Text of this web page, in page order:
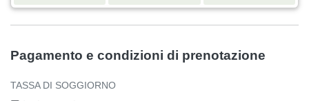
Pagamento e condizioni di prenotazione
TASSA DI SOGGIORNO